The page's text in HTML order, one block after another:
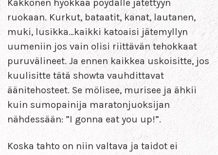
Kakkonen hyökkää pöydälle jätettyyn
ruokaan. Kurkut, bataatit, kanat, lautanen,
muki, lusikka…kaikki katoaisi jätemyllyn
uumeniin jos vain olisi riittävän tehokkaat
puruvälineet. Ja ennen kaikkea uskoisitte, jos
kuulisitte tätä showta vauhdittavat
äänitehosteet. Se mölisee, murisee ja ähkii
kuin sumopainija maratonjuoksijan
nähdessään: ”I gonna eat you up!”.
Koska tahto on niin valtava ja taidot ei